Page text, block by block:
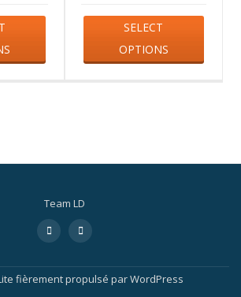
SELECT
OPTIONS
Team LD
fièrement propulsé parWordPress